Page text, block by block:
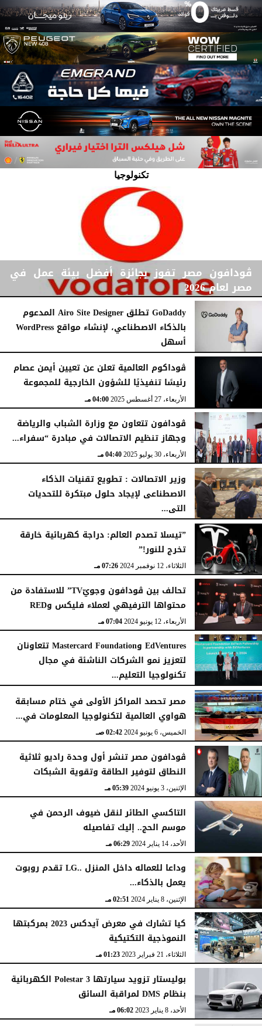
تكنولوجيا
ڤودافون مصر تفوز بجائزة أفضل بيئة عمل في
مصر لعام 2026
الجمعة، 15 مايو 2026 02:21 مـ
GoDaddy تطلق Airo Site Designer المدعوم
بالذكاء الاصطناعي، لإنشاء مواقع WordPress
أسهل
الأربعاء، 24 سبتمبر 2025
ڤوداكوم العالمية تعلن عن تعيين أيمن عصام
رئيسًا تنفيذيًا للشؤون الخارجية للمجموعة
الأربعاء، 27 أغسطس 2025 04:00 مـ
ڤودافون تتعاون مع وزارة الشباب والرياضة
وجهاز تنظيم الاتصالات في مبادرة “سفراء...
الأربعاء، 30 يوليو 2025 04:40 مـ
وزير الاتصالات : تطويع تقنيات الذكاء
الاصطناعى لإيجاد حلول مبتكرة للتحديات
التى...
الخميس، 8 مايو 2025 05:41 مـ
”تيسلا تصدم العالم: دراجة كهربائية خارقة
تخرج للنور!”
الثلاثاء، 12 نوفمبر 2024 07:26 مـ
تحالف بين ڤودافون وجويّTV” للاستفادة من
محتواها الترفيهي لعملاء فليكس وRED
الأربعاء، 12 يونيو 2024 07:04 مـ
EdVentures وMastercard Foundation تتعاونان
لتعزيز نمو الشركات الناشئة في مجال
تكنولوجيا التعليم...
الجمعة، 7 يونيو 2024 02:08 صـ
مصر تحصد المراكز الأولى في ختام مسابقة
هواوي العالمية لتكنولوجيا المعلومات في...
الخميس، 6 يونيو 2024 02:42 صـ
ڤودافون مصر تنشر أول وحدة راديو ثلاثية
النطاق لتوفير الطاقة وتقوية الشبكات
الإثنين، 3 يونيو 2024 05:39 مـ
التاكسي الطائر لنقل ضيوف الرحمن في
موسم الحج.. إليك تفاصيله
الأحد، 14 يناير 2024 06:29 مـ
وداعا للعماله داخل المنزل ..LG تقدم روبوت
يعمل بالذكاء...
الإثنين، 8 يناير 2024 02:51 مـ
كيا تشارك في معرض آيدكس 2023 بمركبتها
النموذجية التكتيكية
الثلاثاء، 21 فبراير 2023 01:23 مـ
بوليستار تزويد سيارتها Polestar 3 الكهربائية
بنظام DMS لمراقبة السائق
الأحد، 8 يناير 2023 06:02 مـ